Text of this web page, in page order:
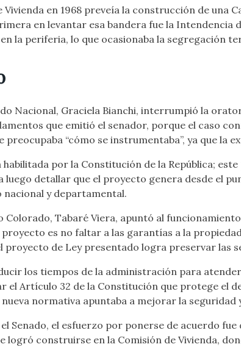
Vivienda en 1968 preveía la construcción de
en levantar esa bandera fue la
la periferia, lo que ocasionaba la segregación
Nacional, Graciela Bianchi, interrumpió la
que emitió el senador, porque el caso
preocupaba “cómo se instrumentaba”, ya que la
habilitada por la Constitución de la República;
luego detallar que el proyecto genera desde el
y departamental.
Colorado, Tabaré Viera, apuntó al
proyecto es no faltar a las garantías a la
proyecto de Ley presentado logra preservar las
los tiempos de la administración para
el Artículo 32 de la Constitución que protege el
normativa apuntaba a mejorar la seguridad
Senado, el esfuerzo por ponerse de acuerdo
logró construirse en la Comisión de Vivienda,